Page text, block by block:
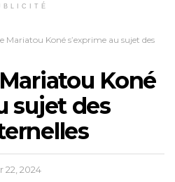
Mariatou Koné s’exprime au sujet des
Koné
sujet des
22, 2024